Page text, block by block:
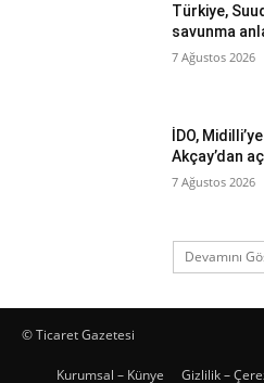
Türkiye,
savunma
7 Ağustos 2026
İDO,
Akçay’dan
7 Ağustos 2026
Devamını
© Ticaret Gazetesi
Kurumsal – Künye Gizlilik –